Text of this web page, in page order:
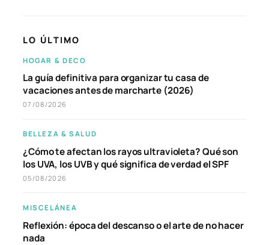
LO ÚLTIMO
HOGAR & DECO
La guía definitiva para organizar tu casa de
vacaciones antes de marcharte (2026)
07/08/2026
BELLEZA & SALUD
¿Cómo te afectan los rayos ultravioleta? Qué son
los UVA, los UVB y qué significa de verdad el SPF
05/08/2026
MISCELÁNEA
Reflexión: época del descanso o el arte de no hacer
nada